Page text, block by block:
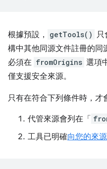
根據預設， getTools() 只
構中其他同源文件註冊的同
必須在 fromOrigins 選項
僅支援安全來源。
只有在符合下列條件時，才
代管來源會列在「
工具已明確向您的來